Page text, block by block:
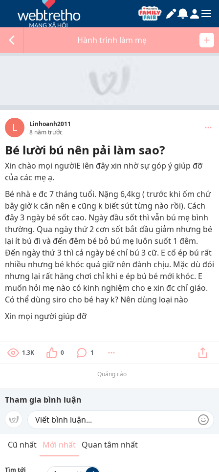
Hành trình làm mẹ
L
Linhoanh2011
8 năm trước
Bé lười bú nên pải làm sao?
Xin chào mọi ngườiE lên đây xin nhờ sự góp ý giúp đỡ
của các mẹ ạ.
Bé nhà e đc 7 tháng tuổi. Nặng 6,4kg ( trước khi ốm chứ
bây giờ k cân nên e cũng k biết sút từng nào rồi). Cách
đây 3 ngày bé sốt cao. Ngày đầu sốt thì vẫn bú mẹ bình
thường. Qua ngày thứ 2 cơn sốt bắt đầu giảm nhưng bé
lại ít bú đi và đến đêm bé bỏ bú mẹ luôn suốt 1 đêm.
Đến ngày thứ 3 thì cả ngày bé chỉ bú 3 cữ. E cố ép bú rất
nhiều nhưng bé khóc quá giữ nên đành chịu. Mặc dù đói
nhưng lại rất hăng chơi chỉ khi e ép bú bé mới khóc. E
muốn hỏi mẹ nào có kinh nghiệm cho e xin đc chỉ giáo.
Có thể dùng siro cho bé hay k? Nên dùng loại nào
Xin mọi người giúp đỡ
1.3K 0 1
Quảng cáo
Tham gia bình luận
Cũ nhất Mới nhất Quan tâm nhất
Tìm tới